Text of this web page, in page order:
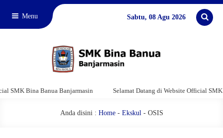
Menu Sabtu, 08 Agu 2026
Bina Banua Banjarmasin Selamat Datang di Website Official SMK Bina
Anda disini : Home- Ekskul- OSIS